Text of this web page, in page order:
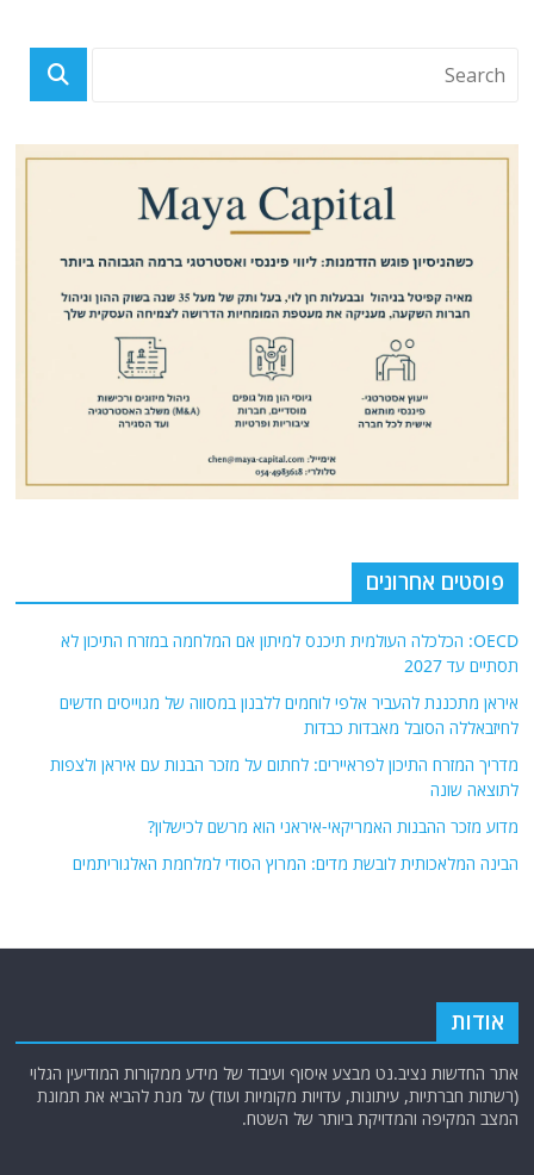
פוסטים אחרונים
OECD: הכלכלה העולמית תיכנס למיתון אם המלחמה במזרח התיכון לא
תסתיים עד 2027
איראן מתכננת להעביר אלפי לוחמים ללבנון במסווה של מגוייסים חדשים
לחיזבאללה הסובל מאבדות כבדות
מדריך המזרח התיכון לפראיירים: לחתום על מזכר הבנות עם איראן ולצפות
לתוצאה שונה
מדוע מזכר ההבנות האמריקאי-איראני הוא מרשם לכישלון?
הבינה המלאכותית לובשת מדים: המרוץ הסודי למלחמת האלגוריתמים
אודות
אתר החדשות נציב.נט מבצע איסוף ועיבוד של מידע ממקורות המודיעין הגלוי
(רשתות חברתיות, עיתונות, עדויות מקומיות ועוד) על מנת להביא את תמונת
המצב המקיפה והמדויקת ביותר של השטח.